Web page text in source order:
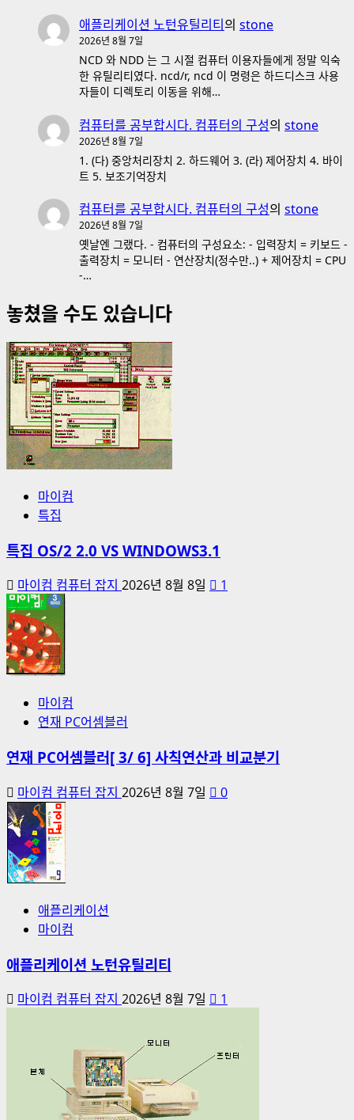
애플리케이션 노턴유틸리티의 stone
2026년 8월 7일
NCD 와 NDD 는 그 시절 컴퓨터 이용자들에게 정말 익숙
한 유틸리티였다. ncd/r, ncd 이 명령은 하드디스크 사용
자들이 디렉토리 이동을 위해…
컴퓨터를 공부합시다. 컴퓨터의 구성의 stone
2026년 8월 7일
1. (다) 중앙처리장치 2. 하드웨어 3. (라) 제어장치 4. 바이
트 5. 보조기억장치
컴퓨터를 공부합시다. 컴퓨터의 구성의 stone
2026년 8월 7일
옛날엔 그랬다. - 컴퓨터의 구성요소: - 입력장치 = 키보드 -
출력장치 = 모니터 - 연산장치(정수만..) + 제어장치 = CPU
-…
놓쳤을 수도 있습니다
마이컴
특집
특집 OS/2 2.0 VS WINDOWS3.1
마이컴 컴퓨터 잡지 2026년 8월 8일 1
마이컴
연재 PC어셈블러
연재 PC어셈블러[ 3/ 6] 사칙연산과 비교분기
마이컴 컴퓨터 잡지 2026년 8월 7일 0
애플리케이션
마이컴
애플리케이션 노턴유틸리티
마이컴 컴퓨터 잡지 2026년 8월 7일 1